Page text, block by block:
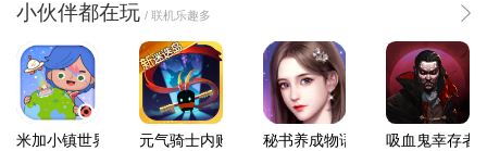
小伙伴都在玩 / 联机乐趣多
米加小镇世界2025官方版元气骑士内购破解版秘书养成物语 吸血鬼幸存者